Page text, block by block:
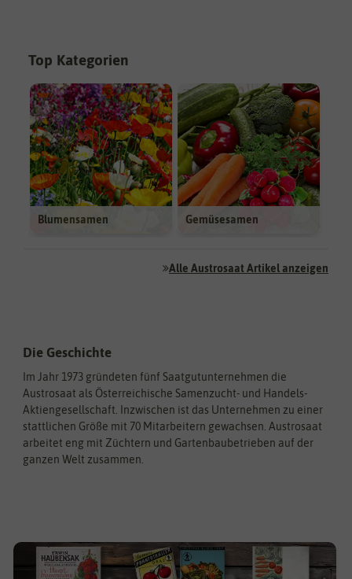
Top Kategorien
Blumensamen Gemüsesamen
Alle Austrosaat Artikel anzeigen
Die Geschichte
Im Jahr 1973 gründeten fünf Saatgutunternehmen die
Austrosaat als Österreichische Samenzucht- und Handels-
Aktiengesellschaft. Inzwischen ist das Unternehmen zu einer
stattlichen Größe mit 70 Mitarbeitern gewachsen. Austrosaat
arbeitet eng mit Züchtern und Gartenbaubetrieben auf der
ganzen Welt zusammen.